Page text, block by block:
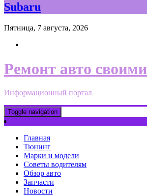
Subaru
Пятница, 7 августа, 2026
Ремонт авто
Информационный портал
Toggle navigation
Главная
Тюнинг
Марки и модели
Советы водителям
Обзор авто
Запчасти
Новости